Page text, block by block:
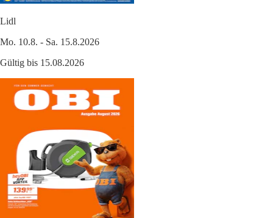
Lidl
Mo. 10.8. - Sa. 15.8.2026
Gültig bis 15.08.2026